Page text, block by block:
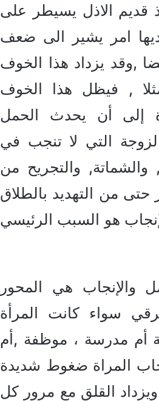
قديم الاذل يسيطر على
امر يشير الى ضعف
,وقد يزداد هذا الخوف
, فيظل هذا الخوف
إلى أن يحدث الحمل
التي لا تنجب في
والشماتة, والتجريح من
حتى من التهديد بالطلاق
هو السبب الرئيسي
والإنجاب هي المحور
سواء كانت المرأة
أم مدرسة ، موظفة ,أم
المراة ضغوط شديدة
القلق مع مرور كل